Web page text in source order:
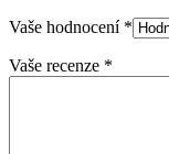
Vaše hodnocení *
Vaše recenze *